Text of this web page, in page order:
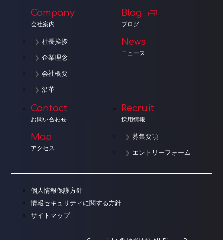
Company
会社案内
社長挨拶
企業理念
会社概要
沿革
Blog
ブログ
News
ニュース
Contact
お問い合わせ
Map
アクセス
Recruit
採用情報
募集要項
エントリーフォーム
個人情報保護方針
情報セキュリティに関する方針
サイトマップ